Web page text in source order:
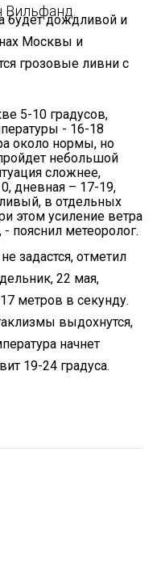
будет дождливой и
Москвы и
грозовые ливни с
5-10 градусов,
- 16-18
около нормы, но
небольшой
сложнее,
дневная – 17-19,
в отдельных
этом усиление ветра
пояснил метеоролог.
задастся, отметил
22 мая,
метров в секунду.
выдохнутся,
начнет
19-24 градуса.